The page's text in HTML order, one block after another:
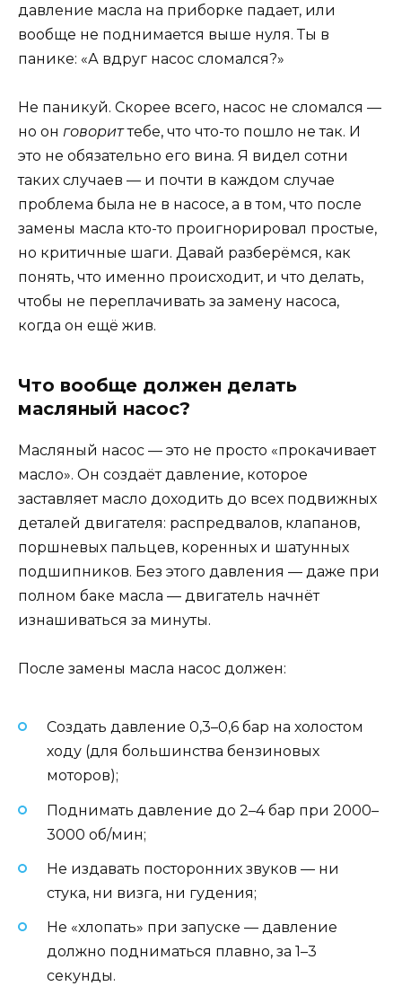
давление масла на приборке падает, или
вообще не поднимается выше нуля. Ты в
панике: «А вдруг насос сломался?»
Не паникуй. Скорее всего, насос не сломался —
но он говориттебе, что что-то пошло не так. И
это не обязательно его вина. Я видел сотни
таких случаев — и почти в каждом случае
проблема была не в насосе, а в том, что после
замены масла кто-то проигнорировал простые,
но критичные шаги. Давай разберёмся, как
понять, что именно происходит, и что делать,
чтобы не переплачивать за замену насоса,
когда он ещё жив.
Что вообще должен делать
масляный насос?
Масляный насос — это не просто «прокачивает
масло». Он создаёт давление, которое
заставляет масло доходить до всех подвижных
деталей двигателя: распредвалов, клапанов,
поршневых пальцев, коренных и шатунных
подшипников. Без этого давления — даже при
полном баке масла — двигатель начнёт
изнашиваться за минуты.
После замены масла насос должен:
Создать давление 0,3–0,6 бар на холостом
ходу (для большинства бензиновых
моторов);
Поднимать давление до 2–4 бар при 2000–
3000 об/мин;
Не издавать посторонних звуков — ни
стука, ни визга, ни гудения;
Не «хлопать» при запуске — давление
должно подниматься плавно, за 1–3
секунды.